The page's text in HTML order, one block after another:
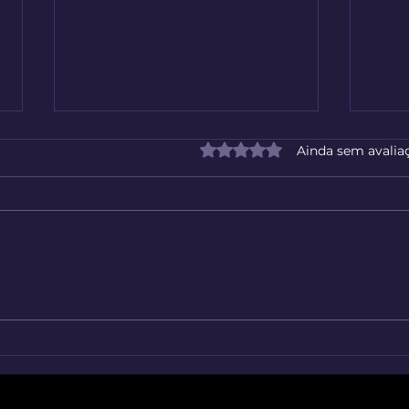
Avaliado com 0 de 5
Ainda sem